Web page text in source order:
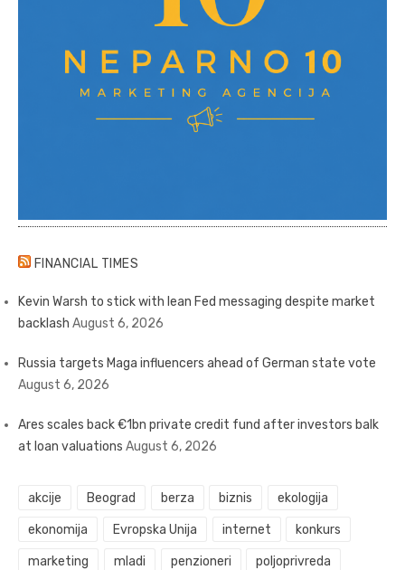
FINANCIAL TIMES
Kevin Warsh to stick with lean Fed messaging despite market
backlash August 6, 2026
Russia targets Maga influencers ahead of German state vote
August 6, 2026
Ares scales back €1bn private credit fund after investors balk
at loan valuations August 6, 2026
akcije Beograd berza biznis ekologija
ekonomija Evropska Unija internet konkurs
marketing mladi penzioneri poljoprivreda